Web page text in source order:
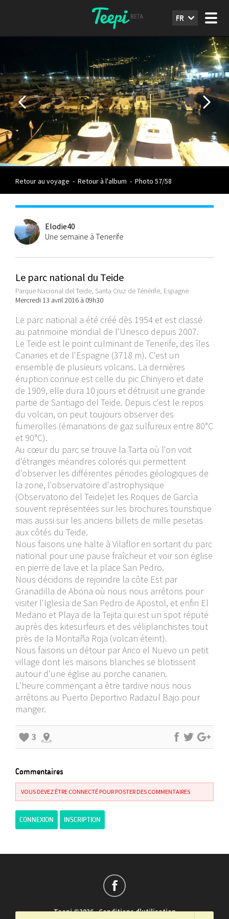
FR
Retour au voyage - Retour à l'album - Photo 57/58
Elodie40
Une semaine à Tenerife
Le parc national du Teide
Parque Nacional del Teide, Santa Cruz de Ténérife, Espagne
Mercredi 13 avril 2016 à 09h30
Le parc national a été créé dès 1954 et est classé
au patrimoine mondial de l'Unesco depuis 2007.
Le Teide est le point culminant de Tenerife, des îles
Canaries et de l'Espagne (3718 m). C'est un
ensemble de plusieurs volcans. La dernières
éruption connue est celle du pic Chinyero et date
de 1909, elle dura 10 jours et détruisit une grande
partie de Santiago del Teide. Depuis c'est le repos
du volcan, on peut toujours observer des
fumerolles (émanations de gaz sulfureux entre 80°C
et 90°C).
Au cœur du parc se trouve la Tarta où l'on voit
d'étranges méandres colorés qui permettent
d'observer les différentes périodes géologiques de
la zone, l'observatoire d'astrophysique
(Observatorio del Teide)et les Roques de Garcìa
souvent représentées sur les brochures touristique
mais aussi sur les anciens billets de mille pesetas
aux côtés du Teide.
Nous faisons une halte à Vilaflor en sortant du parc
national pour une pause fraîcheur et voir son église
en pierre de lave et la place San Pedro.
Nous décidons de rejoindre la côte Est par
Granadilla de Abona où nous nous arrêtons pour
visiter l'Iglesìa de San Pedro de Apostol, et enfin El
Medano et Playa de la Tejita qui est un spot réputé
auprès des kitesurfeurs et des véliplanchistes tout
près de la Montaña Roja (volcan éteint).
Nous faisons un détour par Arico el Nuevo un petit
village dont les maisons blanches se blotissent
autour d'une église au porche canarien.
L'heure commençant a être tardive nous nous
arrêtons au Puerto Deportivo Radazul Bajo pour
manger.
3
Commentaires
VOUS DEVEZ ÊTRE CONNECTÉ POUR POSTER DES COMMENTAIRES
CONNEXION INSCRIPTION
Teepi ©2026-Conditions d'utilisation